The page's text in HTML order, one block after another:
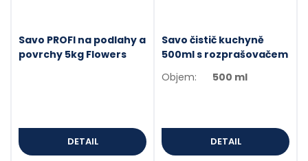
Savo PROFI na podlahy a
povrchy 5kg Flowers
DETAIL
Savo čistič kuchyně
500ml s rozprašovačem
Objem:
500 ml
DETAIL